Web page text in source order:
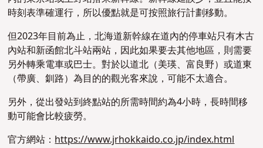
時刻表準確運行，所以優點就是可按照旅行計劃移動。
但2023年目前為止，北海道新幹線在道內的停車站只有木古
內站和新函館北斗站兩站，因此如果要去其他地區，則需要
另外轉乘電車或巴士。對於以道北（美瑛、富良野）或道東
（帶廣、釧路）為目的的觀光客來說，可能不太適合。
另外，從出發站到終點站的所需時間約為4小時，長時間移
動可能會比較疲勞。
官方網站：https://www.jrhokkaido.co.jp/index.html